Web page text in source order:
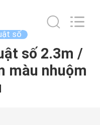
số
số 2.3m /
màu nhuộm